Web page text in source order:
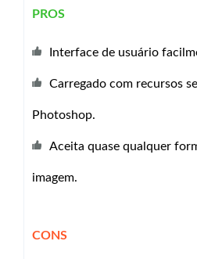
PROS
Interface de usuário
Carregado com recursos
Photoshop.
Aceita quase qualquer
imagem.
CONS